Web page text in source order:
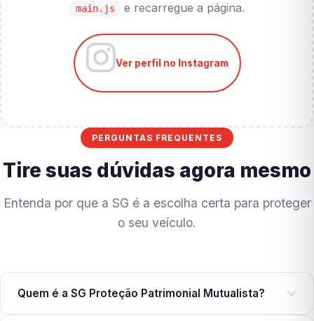
main.js e recarregue a página.
Ver perfil no Instagram
PERGUNTAS FREQUENTES
Tire suas dúvidas agora mesmo
Entenda por que a SG é a escolha certa para proteger
o seu veículo.
Quem é a SG Proteção Patrimonial Mutualista?